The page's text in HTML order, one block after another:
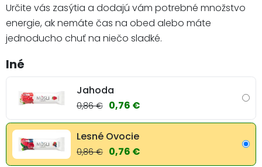
Určite vás zasýtia a dodajú vám potrebné množstvo
energie, ak nemáte čas na obed alebo máte
jednoducho chuť na niečo sladké.
Iné
Jahoda
0,86 € 0,76 €
Lesné Ovocie
0,86 € 0,76 €